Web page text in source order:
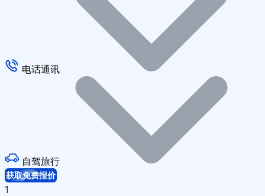
电话通讯
自驾旅行
获取免费报价
1